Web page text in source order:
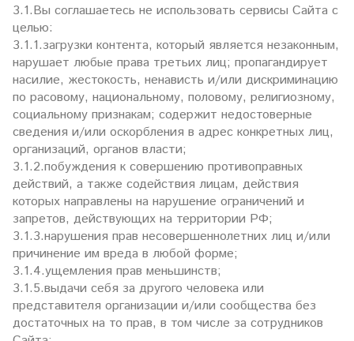
3.1.Вы соглашаетесь не использовать сервисы Сайта с
целью:
3.1.1.загрузки контента, который является незаконным,
нарушает любые права третьих лиц; пропагандирует
насилие, жестокость, ненависть и/или дискриминацию
по расовому, национальному, половому, религиозному,
социальному признакам; содержит недостоверные
сведения и/или оскорбления в адрес конкретных лиц,
организаций, органов власти;
3.1.2.побуждения к совершению противоправных
действий, а также содействия лицам, действия
которых направлены на нарушение ограничений и
запретов, действующих на территории РФ;
3.1.3.нарушения прав несовершеннолетних лиц и/или
причинение им вреда в любой форме;
3.1.4.ущемления прав меньшинств;
3.1.5.выдачи себя за другого человека или
представителя организации и/или сообщества без
достаточных на то прав, в том числе за сотрудников